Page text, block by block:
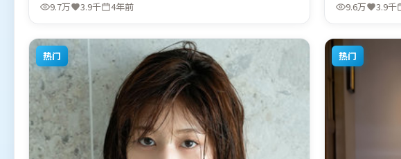
9.7万 3.9千 4年前 9.6万 3.9千
热门 热门